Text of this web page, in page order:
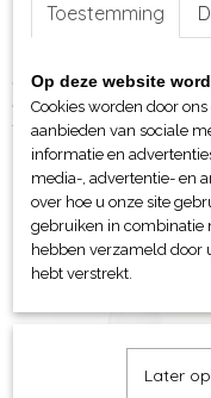
Home >webshop>Per
L&S Softshell jack
Toestemming
Op deze website
Cookies worden door
aanbieden van sociale
informatie en
media-, advertentie- en
over hoe u onze site
gebruiken in combinatie
hebben verzameld door
hebt verstrekt.
Later